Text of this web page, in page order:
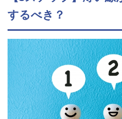
するべき？